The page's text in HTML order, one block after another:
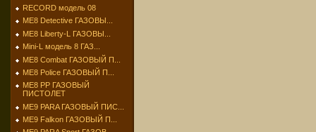
RECORD модель 08
МЕ8 Detective ГАЗОВЫ...
МЕ8 Liberty-L ГАЗОВЫ...
Mini-L модель 8 ГАЗ...
МЕ8 Combat ГАЗОВЫЙ П...
МЕ8 Police ГАЗОВЫЙ П...
МЕ8 РР ГАЗОВЫЙ
ПИСТОЛЕТ
МЕ9 PARA ГАЗОВЫЙ ПИС...
МЕ9 Falkon ГАЗОВЫЙ П...